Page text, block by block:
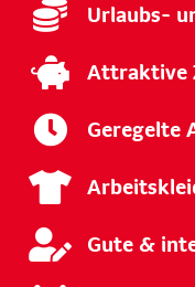
Urlaubs-
Attraktive
Geregelte
Gute &